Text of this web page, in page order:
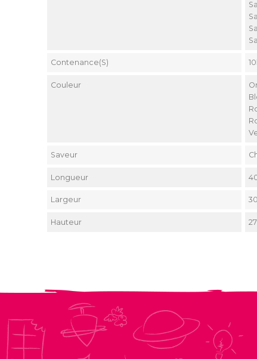
Contenance(s)
Couleur
Saveur
Longueur
Largeur
Hauteur